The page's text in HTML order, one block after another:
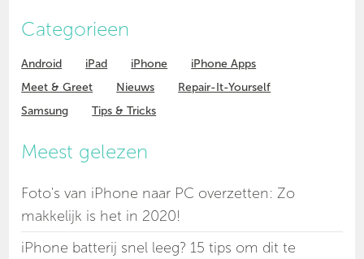
Categorieen
Android iPad iPhone
iPhone Apps
Meet & Greet
Nieuws
Repair-It-Yourself
Samsung
Tips & Tricks
Meest gelezen
Foto's van iPhone naar PC overzetten: Zo
makkelijk is het in 2020!
iPhone batterij snel leeg? 15 tips om dit te